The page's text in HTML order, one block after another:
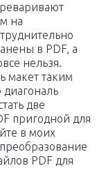
на
в PDF, а
нельзя.
макет таким
две
пригодной для
в моих
PDF для